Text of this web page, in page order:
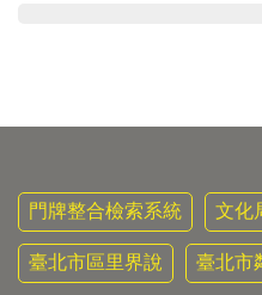
門牌整合檢索系統 文化
臺北市區里界說 臺北市